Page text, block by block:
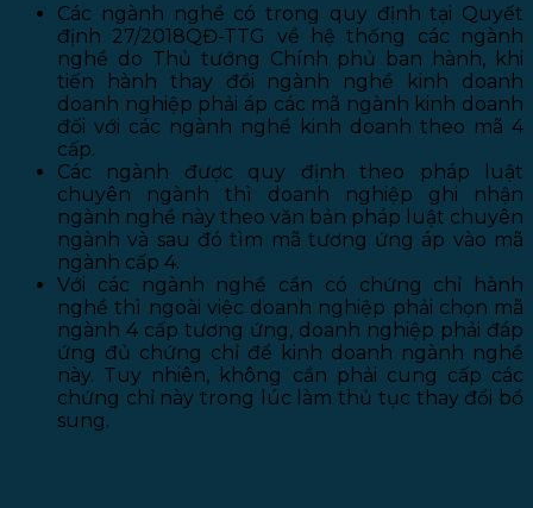
Các ngành nghề có trong quy định tại Quyết
định 27/2018QĐ-TTG về hệ thống các ngành
nghề do Thủ tướng Chính phủ ban hành, khi
tiến hành thay đổi ngành nghề kinh doanh
doanh nghiệp phải áp các mã ngành kinh doanh
đối với các ngành nghề kinh doanh theo mã 4
cấp.
Các ngành được quy định theo pháp luật
chuyên ngành thì doanh nghiệp ghi nhận
ngành nghề này theo văn bản pháp luật chuyên
ngành và sau đó tìm mã tương ứng áp vào mã
ngành cấp 4.
Với các ngành nghề cần có chứng chỉ hành
nghề thì ngoài việc doanh nghiệp phải chọn mã
ngành 4 cấp tương ứng, doanh nghiệp phải đáp
ứng đủ chứng chỉ để kinh doanh ngành nghề
này. Tuy nhiên, không cần phải cung cấp các
chứng chỉ này trong lúc làm thủ tục thay đổi bổ
sung.